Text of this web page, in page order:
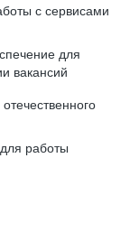
с сервисами
для
вакансий
работы